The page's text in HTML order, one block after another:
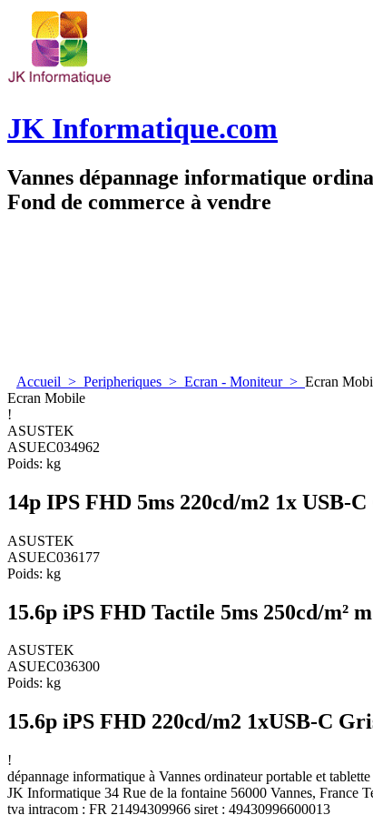
JK Informatique.com
Vannes dépannage informatique
Fond de commerce à vendre
Accueil > Peripheriques > Ecran - Moniteur> Ecran
Ecran Mobile
!
ASUSTEK
ASUEC034962
Poids: kg
14p IPS FHD 5ms 220cd/m2 1x USB-
ASUSTEK
ASUEC036177
Poids: kg
15.6p iPS FHD Tactile 5ms 250cd/m²
ASUSTEK
ASUEC036300
Poids: kg
15.6p iPS FHD 220cd/m2 1xUSB-C
!
dépannage informatique à Vannes ordinateur portable et
JK Informatique 34 Rue de la fontaine 56000 Vannes,
tva intracom : FR 21494309966 siret : 49430996600013